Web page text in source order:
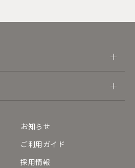
お知らせ
ご利用ガイド
採用情報